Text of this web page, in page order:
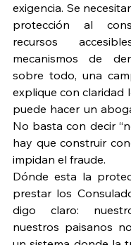
exigencia. Se
protección al
recursos
mecanismos de
sobre todo, una
explique con claridad
puede hacer un
No basta con decir
hay que construir
impidan el fraude.
Dónde esta la
prestar los
digo claro:
nuestros paisanos